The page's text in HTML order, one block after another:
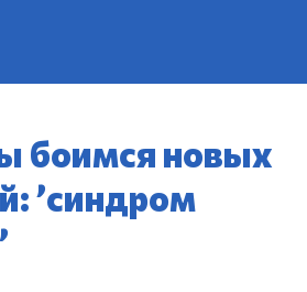
боимся новых
’синдром